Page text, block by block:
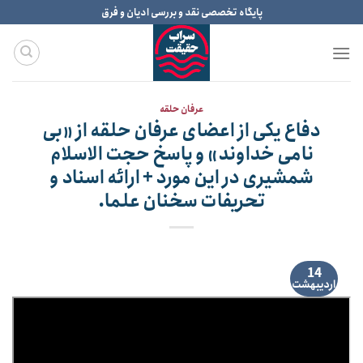
to
content
پایگاه تخصصی نقد و بررسی ادیان و فرق
عرفان حلقه
دفاع یکی از اعضای عرفان حلقه از «بی
نامی خداوند» و پاسخ حجت الاسلام
شمشیری در این مورد + ارائه اسناد و
تحریفات سخنان علما.
14
اردیبهشت